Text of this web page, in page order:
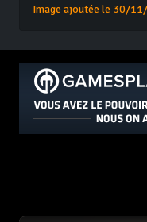
Image ajoutée le 30/